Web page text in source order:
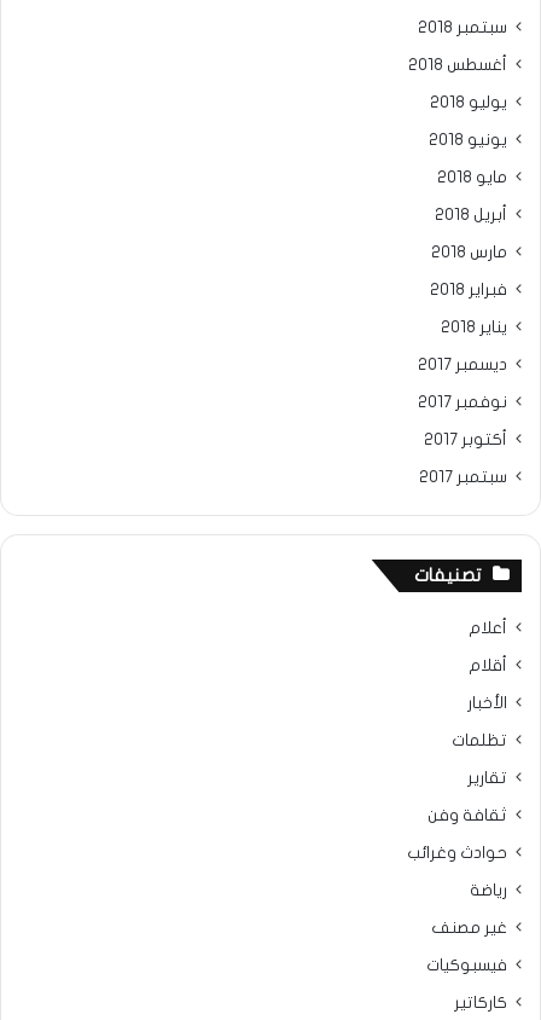
سبتمبر 2018
أغسطس 2018
يوليو 2018
يونيو 2018
مايو 2018
أبريل 2018
مارس 2018
فبراير 2018
يناير 2018
ديسمبر 2017
نوفمبر 2017
أكتوبر 2017
سبتمبر 2017
تصنيفات
أعلام
أقلام
الأخبار
تظلمات
تقارير
ثقافة وفن
حوادث وغرائب
رياضة
غير مصنف
فيسبوكيات
كاركاتير